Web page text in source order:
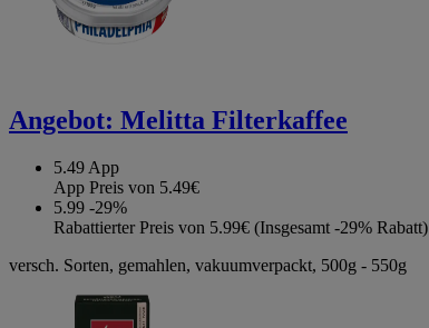
Angebot: Melitta Filterkaffee
5.49 App
App Preis von 5.49€
5.99 -29%
Rabattierter Preis von 5.99€ (Insgesamt -29% Rabatt)
versch. Sorten, gemahlen, vakuumverpackt, 500g - 550g